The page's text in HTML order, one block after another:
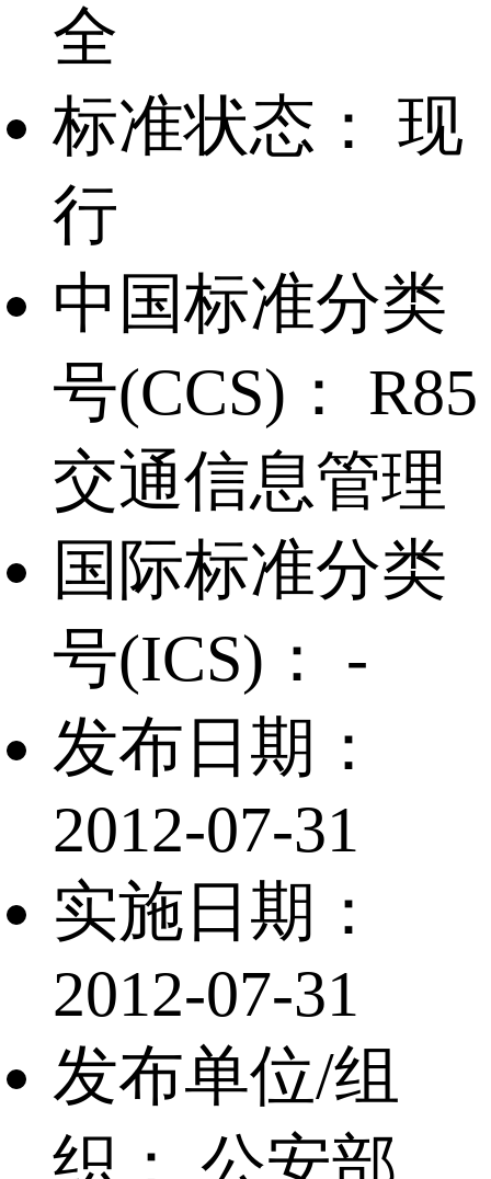
全
标准状态：
现
行
中国标准分类
号(CCS)：
R85
交通信息管理
国际标准分类
号(ICS)：
-
发布日期：
2012-07-31
实施日期：
2012-07-31
发布单位/组